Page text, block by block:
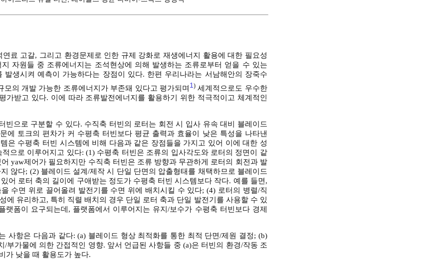
료 고갈, 그리고 환경문제로 인한 규제 강화로 재생에너지 활용에 대한 필요성
자원들 중 조류에너지는 조석현상에 의해 발생하는 조류로부터 얻을 수 있는
발생시켜 예측이 가능하다는 장점이 있다. 한편 우리나라는 서남해안의 장죽수
모의 개발 가능한 조류에너지가 부존돼 있다고 평가되며 1) 세계적으로도 우수한
가받고 있다. 이에 따라 조류발전에너지를 활용하기 위한 적극적이고 체계적인
빈으로 구분할 수 있다. 수직축 터빈의 로터는 회전 시 입사 유속 대비 블레이드
에 토크의 편차가 커 수평축 터빈보다 평균 출력과 효율이 낮은 특성을 나타낸
은 수평축 터빈 시스템에 비해 다음과 같은 장점들을 가지고 있어 이에 대한 성
으로 이루어지고 있다: (1) 수평축 터빈은 조류의 입사각도와 로터의 정면이 같
yaw제어가 필요하지만 수직축 터빈은 조류 방향과 무관하게 로터의 회전과 발
않다; (2) 블레이드 설계/제작 시 단일 단면의 압출형태를 채택하므로 블레이드
어 로터 축의 길이에 구애받는 정도가 수평축 터빈 시스템보다 작다. 예를 들면,
수면 위로 끌어올려 발전기를 수면 위에 배치시킬 수 있다; (4) 로터의 병렬/직
에 유리하고, 특히 직렬 배치의 경우 단일 로터 축과 단일 발전기를 사용할 수 있
랫폼이 요구되는데, 플랫폼에서 이루어지는 유지/보수가 수평축 터빈보다 경제
사항은 다음과 같다: (a) 블레이드 형상 최적화를 통한 최적 단면/제원 결정; (b)
/부가물에 의한 간접적인 영향. 앞서 언급된 사항들 중 (a)은 터빈의 환경/작동 조
가 낮을 때 활용도가 높다.